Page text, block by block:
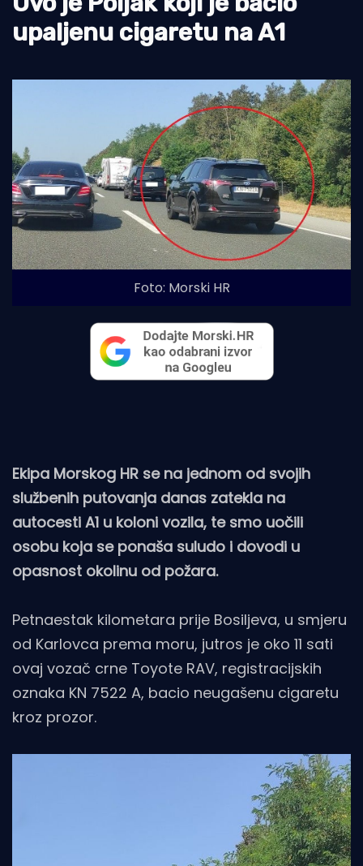
Ribolov
upaljenu cigaretu na A1
Foto: Morski HR
Ekipa Morskog HR se na jednom od svojih
službenih putovanja danas zatekla na
autocesti A1 u koloni vozila, te smo uočili
osobu koja se ponaša suludo i dovodi u
opasnost okolinu od požara.
Petnaestak kilometara prije Bosiljeva, u smjeru
od Karlovca prema moru, jutros je oko 11 sati
ovaj vozač crne Toyote RAV, registracijskih
oznaka KN 7522 A, bacio neugašenu cigaretu
kroz prozor.